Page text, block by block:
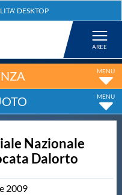
Nazionale
Dalorto
2009